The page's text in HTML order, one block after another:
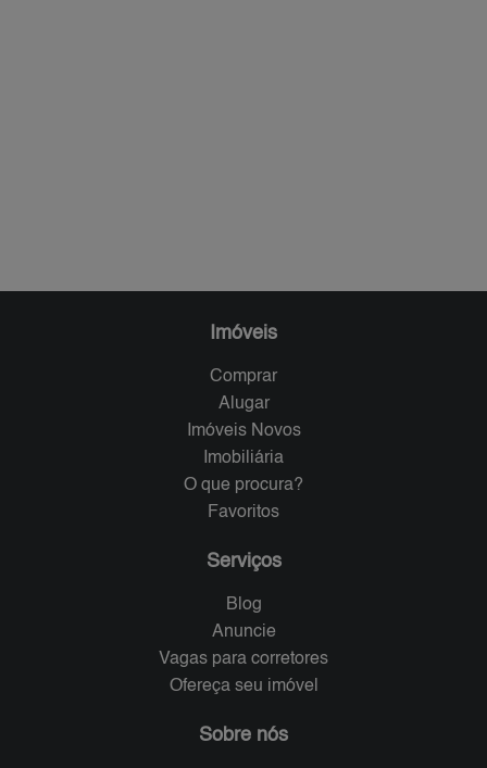
Imóveis
Comprar
Alugar
Imóveis Novos
Imobiliária
O que procura?
Favoritos
Serviços
Blog
Anuncie
Vagas para corretores
Ofereça seu imóvel
Sobre nós